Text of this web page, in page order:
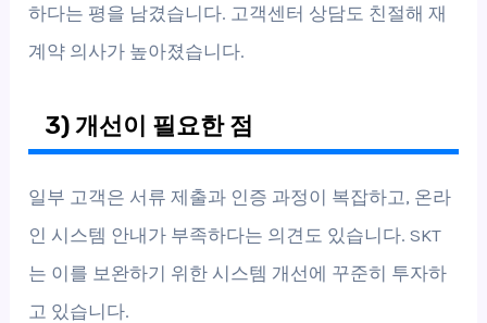
하다는 평을 남겼습니다. 고객센터 상담도 친절해 재
계약 의사가 높아졌습니다.
3) 개선이 필요한 점
일부 고객은 서류 제출과 인증 과정이 복잡하고, 온라
인 시스템 안내가 부족하다는 의견도 있습니다. SKT
는 이를 보완하기 위한 시스템 개선에 꾸준히 투자하
고 있습니다.